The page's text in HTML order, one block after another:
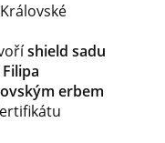
shield sadu
erbem